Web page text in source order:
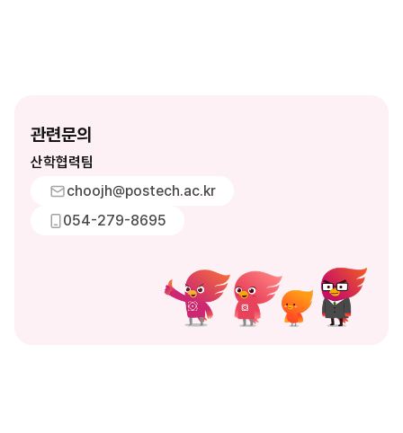
관련문의
산학협력팀
choojh@postech.ac.kr
054-279-8695